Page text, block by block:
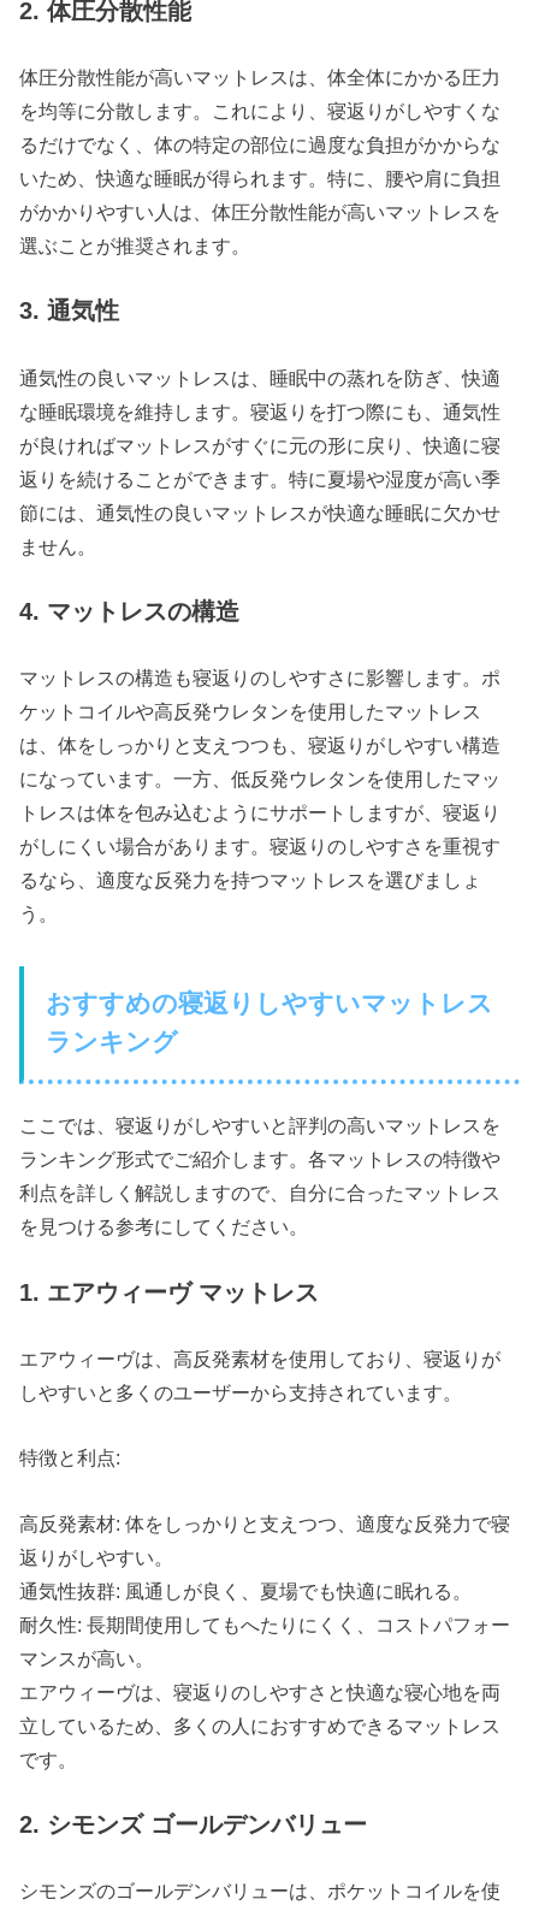
2. 体圧分散性能
体圧分散性能が高いマットレスは、体全体にかかる圧力
を均等に分散します。これにより、寝返りがしやすくな
るだけでなく、体の特定の部位に過度な負担がかからな
いため、快適な睡眠が得られます。特に、腰や肩に負担
がかかりやすい人は、体圧分散性能が高いマットレスを
選ぶことが推奨されます。
3. 通気性
通気性の良いマットレスは、睡眠中の蒸れを防ぎ、快適
な睡眠環境を維持します。寝返りを打つ際にも、通気性
が良ければマットレスがすぐに元の形に戻り、快適に寝
返りを続けることができます。特に夏場や湿度が高い季
節には、通気性の良いマットレスが快適な睡眠に欠かせ
ません。
4. マットレスの構造
マットレスの構造も寝返りのしやすさに影響します。ポ
ケットコイルや高反発ウレタンを使用したマットレス
は、体をしっかりと支えつつも、寝返りがしやすい構造
になっています。一方、低反発ウレタンを使用したマッ
トレスは体を包み込むようにサポートしますが、寝返り
がしにくい場合があります。寝返りのしやすさを重視す
るなら、適度な反発力を持つマットレスを選びましょ
う。
おすすめの寝返りしやすいマットレス
ランキング
ここでは、寝返りがしやすいと評判の高いマットレスを
ランキング形式でご紹介します。各マットレスの特徴や
利点を詳しく解説しますので、自分に合ったマットレス
を見つける参考にしてください。
1. エアウィーヴ マットレス
エアウィーヴは、高反発素材を使用しており、寝返りが
しやすいと多くのユーザーから支持されています。
特徴と利点:
高反発素材: 体をしっかりと支えつつ、適度な反発力で寝
返りがしやすい。
通気性抜群: 風通しが良く、夏場でも快適に眠れる。
耐久性: 長期間使用してもへたりにくく、コストパフォー
マンスが高い。
エアウィーヴは、寝返りのしやすさと快適な寝心地を両
立しているため、多くの人におすすめできるマットレス
です。
2. シモンズ ゴールデンバリュー
シモンズのゴールデンバリューは、ポケットコイルを使